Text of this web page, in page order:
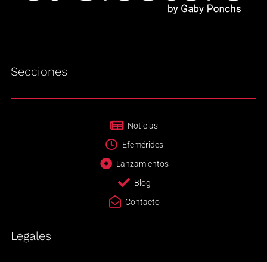
Secciones
Noticias
Efemérides
Lanzamientos
Blog
Contacto
Legales